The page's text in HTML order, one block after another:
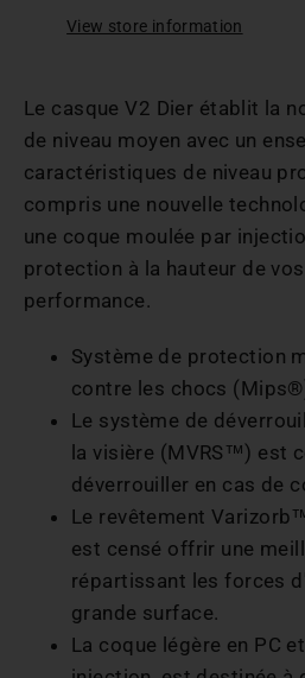
View store information
Le casque V2 Dier établit la
de niveau moyen avec un
caractéristiques de niveau
compris une nouvelle
une coque moulée par
protection à la hauteur de
performance.
Système de protection
contre les chocs
Le système de
la visière (MVRS™) est
déverrouiller en cas de
Le revêtement
est censé offrir une
répartissant les forces
grande surface.
La coque légère en PC